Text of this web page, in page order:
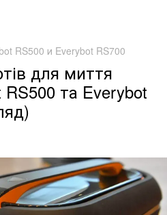
RS500 и Everybot RS700
для миття
RS500 та Everybot